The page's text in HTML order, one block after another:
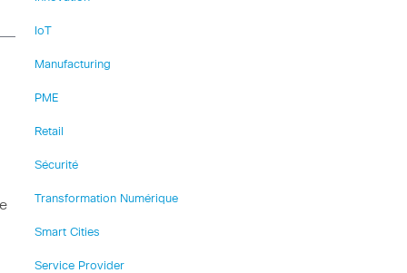
IoT
Manufacturing
PME
Retail
Sécurité
Transformation Numérique
Smart Cities
Service Provider